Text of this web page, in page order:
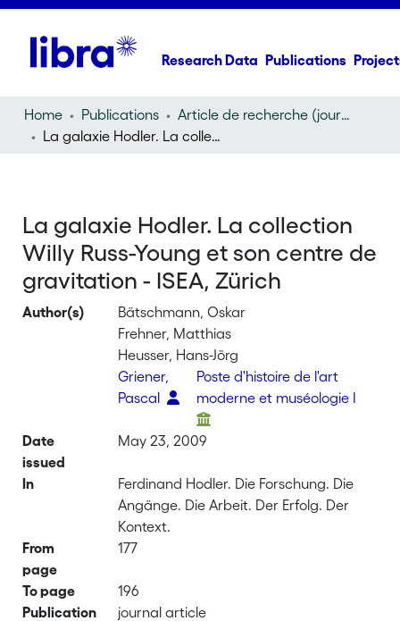
Research Data Publications
Home Publications
Article de recherche (journal article)
La galaxie Hodler. La collection Willy Russ-Young et son centre de gravitation - ISEA, Zürich
La galaxie Hodler. La collection
Willy Russ-Young et son centre de
gravitation - ISEA, Zürich
Author(s)
Bätschmann, Oskar
Frehner, Matthias
Heusser, Hans-Jörg
Griener,
Pascal
Poste d'histoire de l'art
moderne et muséologie I
Date
issued
May 23, 2009
In
Ferdinand Hodler. Die Forschung. Die
Angänge. Die Arbeit. Der Erfolg. Der
Kontext.
From
page
177
To page
196
Publication
journal article